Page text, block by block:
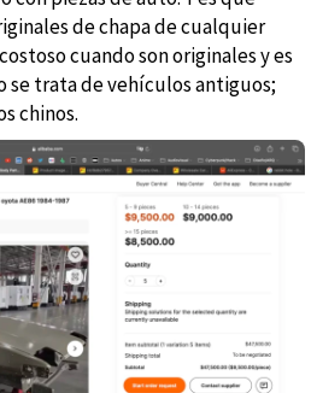
de chapa de cualquier
cuando son originales y es
trata de vehículos antiguos;
chinos.